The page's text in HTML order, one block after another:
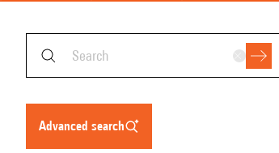
advanced search